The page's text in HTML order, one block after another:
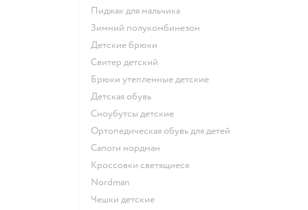
Пиджак для мальчика
Зимний полукомбинезон
Детские брюки
Свитер детский
Брюки утепленные детские
Детская обувь
Сноубутсы детские
Ортопедическая обувь для детей
Сапоги нордман
Кроссовки светящиеся
Nordman
Чешки детские